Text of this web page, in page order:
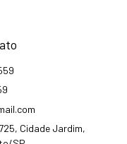
Cidade Jardim,